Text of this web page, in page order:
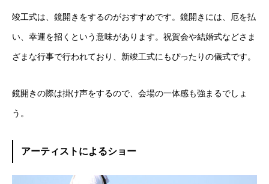
竣工式は、鏡開きをするのがおすすめです。鏡開きには、厄を払
い、幸運を招くという意味があります。祝賀会や結婚式などさま
ざまな行事で行われており、新竣工式にもぴったりの儀式です。
鏡開きの際は掛け声をするので、会場の一体感も強まるでしょ
う。
アーティストによるショー